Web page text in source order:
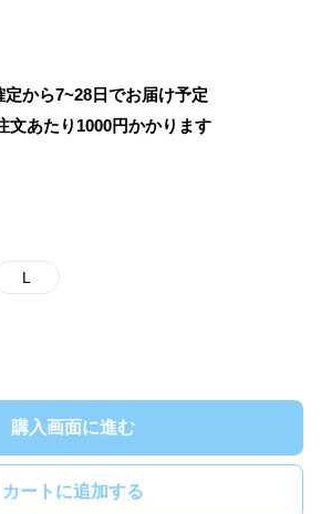
定から7~28日でお届け予定
文あたり 1000円かかります
L
購入画面に進む
カートに追加する